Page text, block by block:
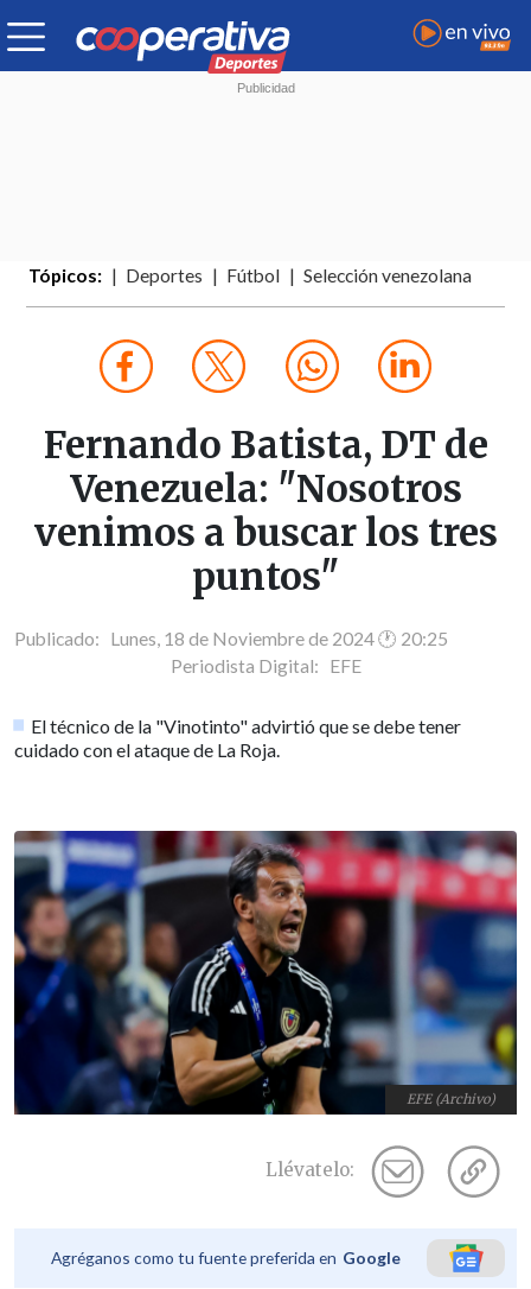
Tópicos: Deportes Fútbol Selección venezolana
Fernando Batista, DT de
Venezuela: "Nosotros
venimos a buscar los tres
puntos"
Publicado: Lunes, 18 de Noviembre de 2024 🕐 20:25
Periodista Digital: EFE
El técnico de la "Vinotinto" advirtió que se debe tener
cuidado con el ataque de La Roja.
EFE (Archivo)
Llévatelo:
Agréganos como tu fuente preferida en Google